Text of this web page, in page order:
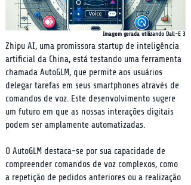
Imagem gerada utilizando Dall-E 3
Zhipu AI, uma promissora startup de inteligência
artificial da China, está testando uma ferramenta
chamada AutoGLM, que permite aos usuários
delegar tarefas em seus smartphones através de
comandos de voz. Este desenvolvimento sugere
um futuro em que as nossas interações digitais
podem ser amplamente automatizadas.
O AutoGLM destaca-se por sua capacidade de
compreender comandos de voz complexos, como
a repetição de pedidos anteriores ou a realização